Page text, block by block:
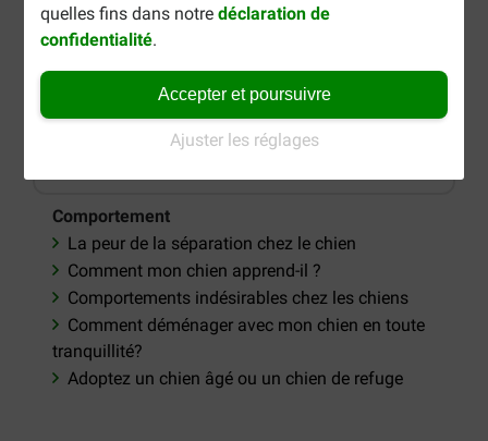
quelles fins dans notredéclaration de
confidentialité.
Accepter et poursuivre
Ajuster les réglages
Comportement
La peur de la séparation chez le chien
Comment mon chien apprend-il ?
Comportements indésirables chez les chiens
Comment déménager avec mon chien en toute
tranquillité?
Adoptez un chien âgé ou un chien de refuge